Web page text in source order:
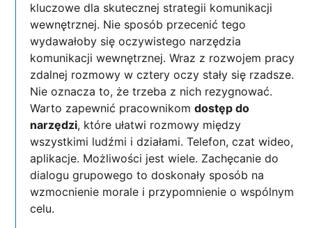
kluczowe dla skutecznej strategii komunikacji
wewnętrznej. Nie sposób przecenić tego
wydawałoby się oczywistego narzędzia
komunikacji wewnętrznej. Wraz z rozwojem pracy
zdalnej rozmowy w cztery oczy stały się rzadsze.
Nie oznacza to, że trzeba z nich rezygnować.
Warto zapewnić pracownikomdostęp do
narzędzi, które ułatwi rozmowy między
wszystkimi ludźmi i działami. Telefon, czat wideo,
aplikacje. Możliwości jest wiele. Zachęcanie do
dialogu grupowego to doskonały sposób na
wzmocnienie morale i przypomnienie o wspólnym
celu.